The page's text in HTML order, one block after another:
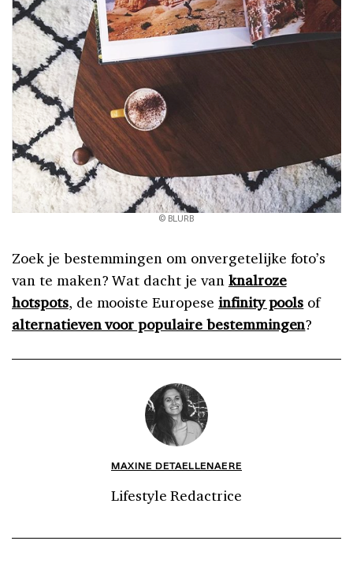
© BLURB
Zoek je bestemmingen om onvergetelijke foto’s
van te maken? Wat dacht je van knalroze
hotspots, de mooiste Europese infinity pools of
alternatieven voor populaire bestemmingen?
MAXINE DETAELLENAERE
Lifestyle Redactrice